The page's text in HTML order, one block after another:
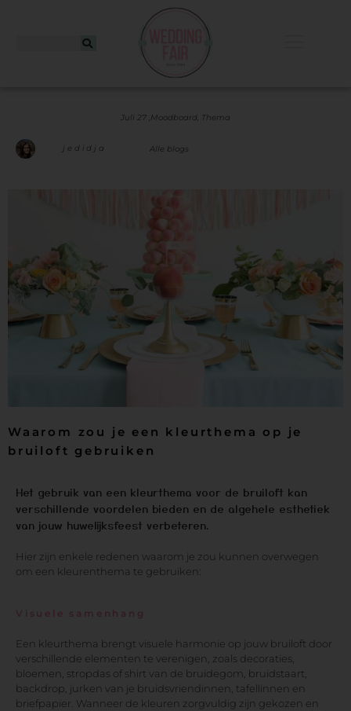
Juli 27 ,Moodboard, Thema
jedidja Alle blogs
Waarom zou je een kleurthema op je
bruiloft gebruiken
Het gebruik van een kleurthema voor de bruiloft kan
verschillende voordelen bieden en de algehele esthetiek
van jouw huwelijksfeest verbeteren.
Hier zijn enkele redenen waarom je zou kunnen overwegen
om een kleurenthema te gebruiken:
Visuele samenhang
Een kleurthema brengt visuele harmonie op jouw bruiloft door
verschillende elementen te verenigen, zoals decoraties,
bloemen, stropdas of shirt van de bruidegom, bruidstaart,
backdrop, jurken van je bruidsvriendinnen, tafellinnen en
briefpapier. Wanneer de kleuren zorgvuldig zijn gekozen en